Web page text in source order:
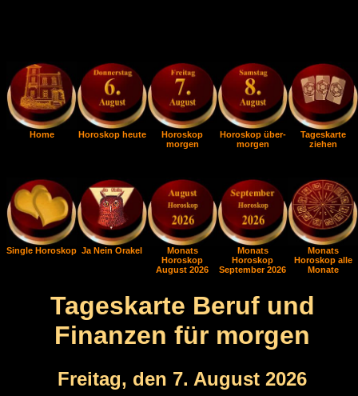
Home Horoskop heute
Horoskop
morgen
Horoskop über-
morgen
Tageskarte
ziehen
Single Horoskop Ja Nein Orakel
Monats
Horoskop
August 2026
Monats
Horoskop
September 2026
Monats
Horoskop alle
Monate
Tageskarte Beruf und
Finanzen für morgen
Freitag, den 7. August 2026